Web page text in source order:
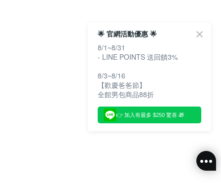
🌟 官網活動優惠 🌟
8/1~8/31
- LINE POINTS 送回饋3%
8/3~8/16
【歡慶爸爸節】
全館男包商品88折
👉 加入有最多 $250 驚喜 🎁